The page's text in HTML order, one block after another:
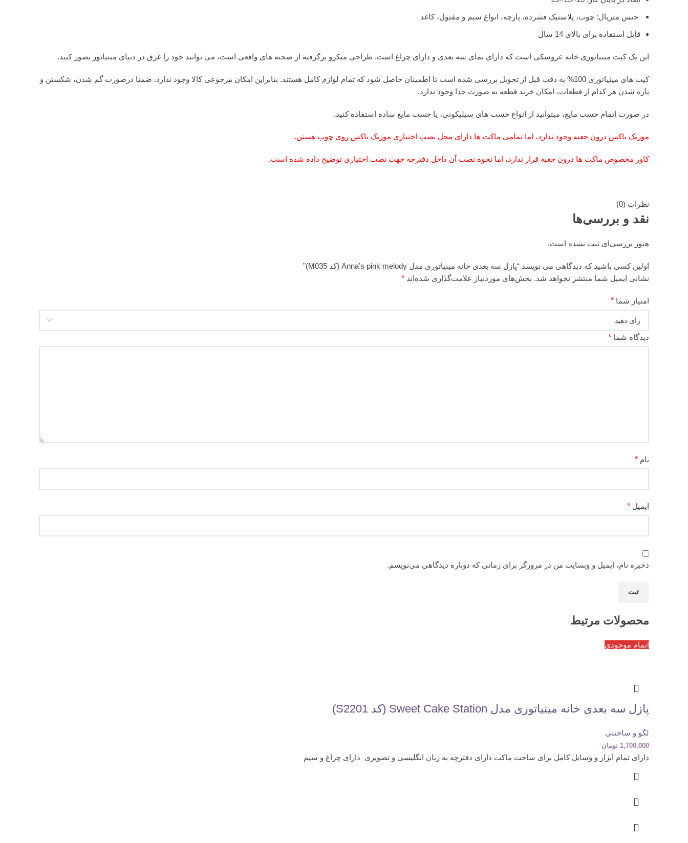
جنس متریال: چوب، پلاستیک فشرده، پارچه، انواع سیم و مفتول، کاغذ
قابل استفاده برای بالای 14 سال
این یک کیت مینیاتوری خانه عروسکی است که دارای نمای سه بعدی و دارای چراغ است. طراحی میکرو برگرفته از صحنه های واقعی است، می توانید خود را غرق در دنیای مینیاتور تصور کنید.
کیت های مینیاتوری 100% به دقت قبل از تحویل بررسی شده است تا اطمینان حاصل شود که تمام لوازم کامل هستند. بنابراین امکان مرجوعی کالا وجود ندارد. ضمنا درصورت گم شدن، شکستن و
پاره شدن هر کدام از قطعات، امکان خرید قطعه به صورت جدا وجود ندارد.
در صورت اتمام چسب مایع، میتوانید از انواع چسب های سیلیکونی، یا چسب مایع ساده استفاده کنید.
موزیک باکس درون جعبه وجود ندارد، اما تمامی ماکت ها دارای محل نصب اختیاری موزیک باکس روی چوب هستن.
کاور مخصوص ماکت ها درون جعبه قرار ندارد، اما نحوه نصب آن داخل دفترچه جهت نصب اختیاری توضیح داده شده است.
نظرات (0)
نقد و بررسی‌ها
هنوز بررسی‌ای ثبت نشده است.
اولین کسی باشید که دیدگاهی می نویسد “پازل سه بعدی خانه مینیاتوری مدل Anna’s pink melody (کد M035)”
نشانی ایمیل شما منتشر نخواهد شد. بخش‌های موردنیاز علامت‌گذاری شده‌اند *
امتیاز شما *
دیدگاه شما *
نام *
ایمیل *
ذخیره نام، ایمیل و وبسایت من در مرورگر برای زمانی که دوباره دیدگاهی می‌نویسم.
محصولات مرتبط
اتمام موجودی
پازل سه بعدی خانه مینیاتوری مدل Sweet Cake Station (کد S2201)
لگو و ساختنی
1,700,000 تومان
دارای تمام ابزار و وسایل کامل برای ساخت ماکت دارای دفترچه به زبان انگلیسی و تصویری دارای چراغ و سیم